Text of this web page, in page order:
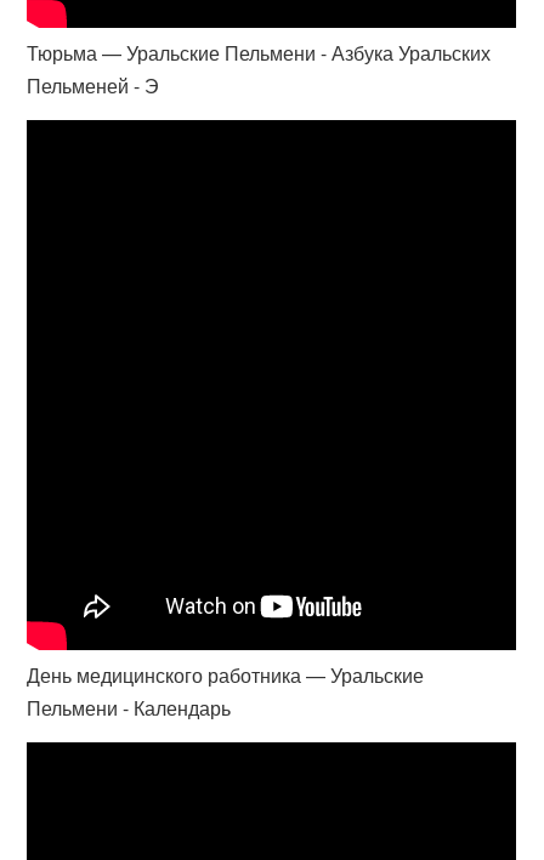
Тюрьма — Уральские Пельмени - Азбука Уральских
Пельменей - Э
День медицинского работника — Уральские
Пельмени - Календарь